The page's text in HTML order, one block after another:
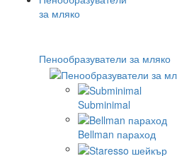
Пенообразуватели за мляко
Subminimal
Bellman параход